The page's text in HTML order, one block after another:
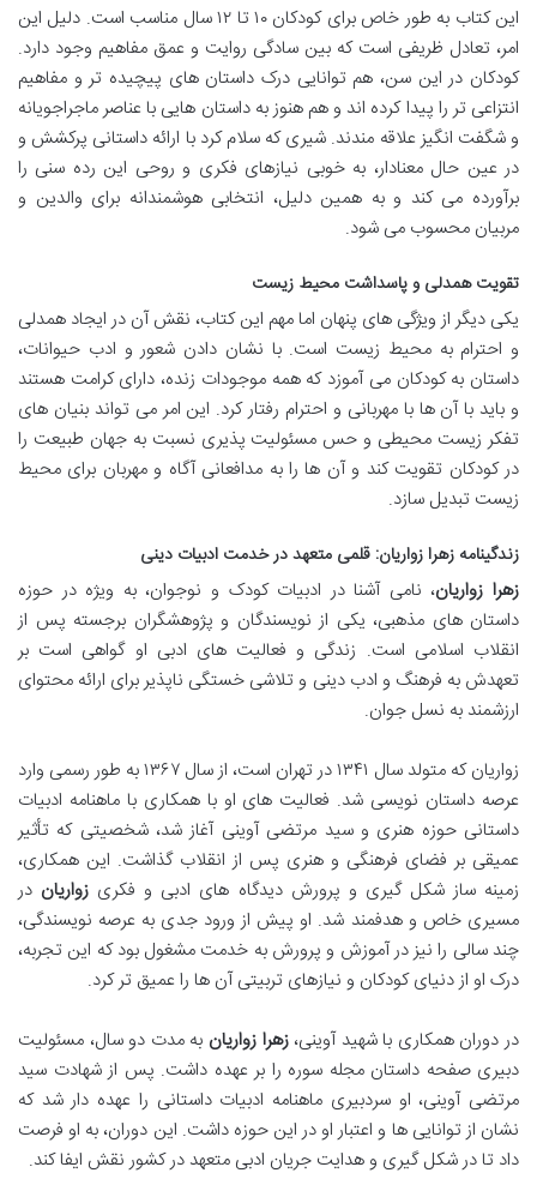
این کتاب به طور خاص برای کودکان ۱۰ تا ۱۲ سال مناسب است. دلیل این
امر، تعادل ظریفی است که بین سادگی روایت و عمق مفاهیم وجود دارد.
کودکان در این سن، هم توانایی درک داستان های پیچیده تر و مفاهیم
انتزاعی تر را پیدا کرده اند و هم هنوز به داستان هایی با عناصر ماجراجویانه
و شگفت انگیز علاقه مندند. شیری که سلام کرد با ارائه داستانی پرکشش و
در عین حال معنادار، به خوبی نیازهای فکری و روحی این رده سنی را
برآورده می کند و به همین دلیل، انتخابی هوشمندانه برای والدین و
مربیان محسوب می شود.
تقویت همدلی و پاسداشت محیط زیست
یکی دیگر از ویژگی های پنهان اما مهم این کتاب، نقش آن در ایجاد همدلی
و احترام به محیط زیست است. با نشان دادن شعور و ادب حیوانات،
داستان به کودکان می آموزد که همه موجودات زنده، دارای کرامت هستند
و باید با آن ها با مهربانی و احترام رفتار کرد. این امر می تواند بنیان های
تفکر زیست محیطی و حس مسئولیت پذیری نسبت به جهان طبیعت را
در کودکان تقویت کند و آن ها را به مدافعانی آگاه و مهربان برای محیط
زیست تبدیل سازد.
زندگینامه زهرا زواریان: قلمی متعهد در خدمت ادبیات دینی
زهرا زواریان، نامی آشنا در ادبیات کودک و نوجوان، به ویژه در حوزه
داستان های مذهبی، یکی از نویسندگان و پژوهشگران برجسته پس از
انقلاب اسلامی است. زندگی و فعالیت های ادبی او گواهی است بر
تعهدش به فرهنگ و ادب دینی و تلاشی خستگی ناپذیر برای ارائه محتوای
ارزشمند به نسل جوان.
زواریان که متولد سال ۱۳۴۱ در تهران است، از سال ۱۳۶۷ به طور رسمی وارد
عرصه داستان نویسی شد. فعالیت های او با همکاری با ماهنامه ادبیات
داستانی حوزه هنری و سید مرتضی آوینی آغاز شد، شخصیتی که تأثیر
عمیقی بر فضای فرهنگی و هنری پس از انقلاب گذاشت. این همکاری،
زمینه ساز شکل گیری و پرورش دیدگاه های ادبی و فکری زواریان در
مسیری خاص و هدفمند شد. او پیش از ورود جدی به عرصه نویسندگی،
چند سالی را نیز در آموزش و پرورش به خدمت مشغول بود که این تجربه،
درک او از دنیای کودکان و نیازهای تربیتی آن ها را عمیق تر کرد.
در دوران همکاری با شهید آوینی،زهرا زواریان به مدت دو سال، مسئولیت
دبیری صفحه داستان مجله سوره را بر عهده داشت. پس از شهادت سید
مرتضی آوینی، او سردبیری ماهنامه ادبیات داستانی را عهده دار شد که
نشان از توانایی ها و اعتبار او در این حوزه داشت. این دوران، به او فرصت
داد تا در شکل گیری و هدایت جریان ادبی متعهد در کشور نقش ایفا کند.